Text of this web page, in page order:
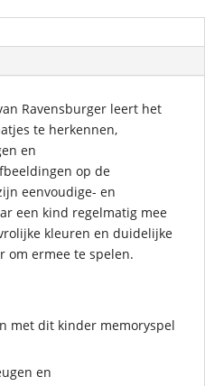
Ravensburger leert het
te herkennen,
en
op de
eenvoudige- en
een kind regelmatig mee
kleuren en duidelijke
om ermee te spelen.
met dit kinder memoryspel
en